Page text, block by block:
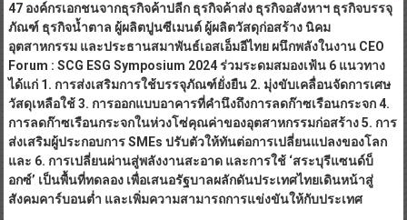
47 องค์กรเอกชนจากธุรกิจค้าปลีก ธุรกิจค้าส่ง ธุรกิจอสังหาฯธุรกิจบรรจุ
ภัณฑ์ ธุรกิจน้ำตาล ผู้ผลิตปูนซีเมนต์ ผู้ผลิตวัสดุก่อสร้าง นิคม
อุตสาหกรรม และประธานสมาพันธ์เอสเอ็มอีไทยผนึกพลังในงาน CEO
Forum : SCG ESG Symposium 2024ร่วมระดมสมองเฟ้น 6 แนวทาง
ได้แก่ 1 . การส่งเสริมการใช้บรรจุภัณฑ์ยั่งยืน 2. มุ่งขับเคลื่อนจัดการเศษ
วัสดุเหลือใช้ 3. การออกแบบอาคารที่คำนึงถึงการลดก๊าซเรือนกระจก 4.
การลดก๊าซเรือนกระจกในห่วงโซ่คุณค่าของอุตสาหกรรมก่อสร้าง 5. การ
ส่งเสริมผู้ประกอบการ SMEs ปรับตัวให้ทันต่อการเปลี่ยนแปลงของโลก
และ 6. การเปลี่ยนผ่านสู่พลังงานสะอาด และการใช้ ‘สระบุรีแซนด์บ็
อกซ์’ เป็นพื้นที่ทดลอง เพื่อเสนอรัฐบาลผลักดันประเทศไทยเดินหน้าสู่
สังคมคาร์บอนต่ำ และเพิ่มความสามารถการแข่งขันให้กับประเทศ